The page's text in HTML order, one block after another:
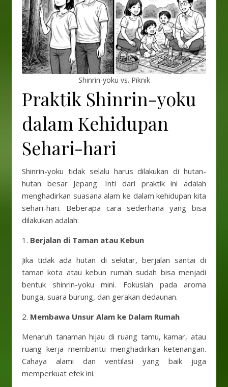
Shinrin-yoku vs. Piknik
Praktik Shinrin-yoku
dalam Kehidupan
Sehari-hari
Shinrin-yoku tidak selalu harus dilakukan di hutan-
hutan besar Jepang. Inti dari praktik ini adalah
menghadirkan suasana alam ke dalam kehidupan kita
sehari-hari. Beberapa cara sederhana yang bisa
dilakukan adalah:
1. Berjalan di Taman atau Kebun
Jika tidak ada hutan di sekitar, berjalan santai di
taman kota atau kebun rumah sudah bisa menjadi
bentuk shinrin-yoku mini. Fokuslah pada aroma
bunga, suara burung, dan gerakan dedaunan.
2. Membawa Unsur Alam ke Dalam Rumah
Menaruh tanaman hijau di ruang tamu, kamar, atau
ruang kerja membantu menghadirkan ketenangan.
Cahaya alami dan ventilasi yang baik juga
memperkuat efek ini.